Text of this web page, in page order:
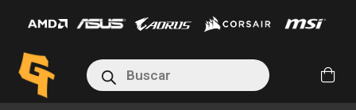
Búsqueda
de
productos
COOLER
MASTER
FUENTES
MODULAR